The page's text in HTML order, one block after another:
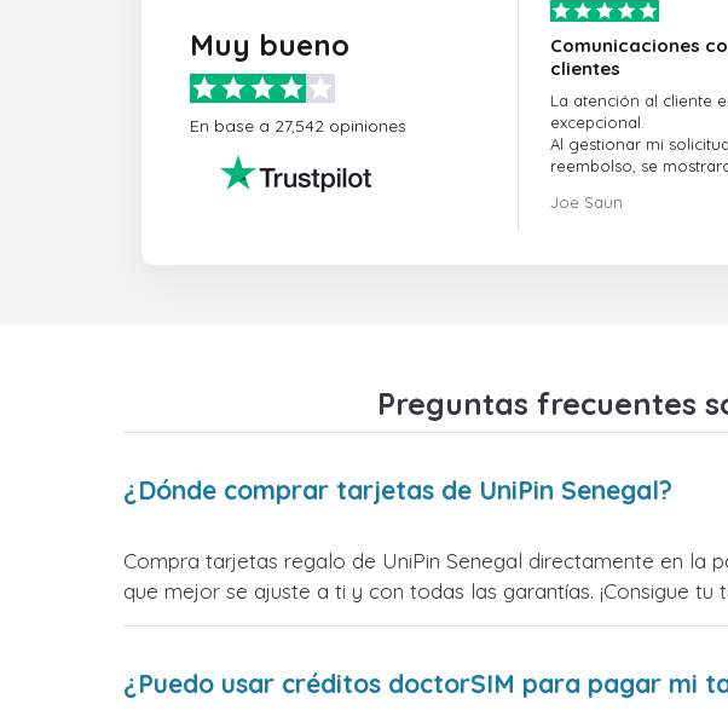
Muy bueno
En base a 27,542 opiniones
Comunicaciones
clientes
La atención al cliente
excepcional.
Al gestionar mi
reembolso, se
gestión del proceso, y
Joe Saun
Preguntas frecuentes
¿Dónde comprar tarjetas de UniPin Senegal?
Compra tarjetas regalo de UniPin Senegal directamente en la
que mejor se ajuste a ti y con todas las garantías. ¡Consigue
¿Puedo usar créditos doctorSIM para pagar mi